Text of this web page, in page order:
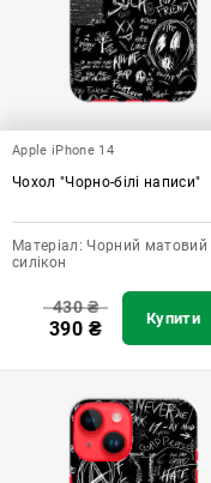
Apple iPhone 14
Чохол "Чорно-білі написи"
Матеріал: Чорний матовий
силікон
430₴
390 ₴ Купити